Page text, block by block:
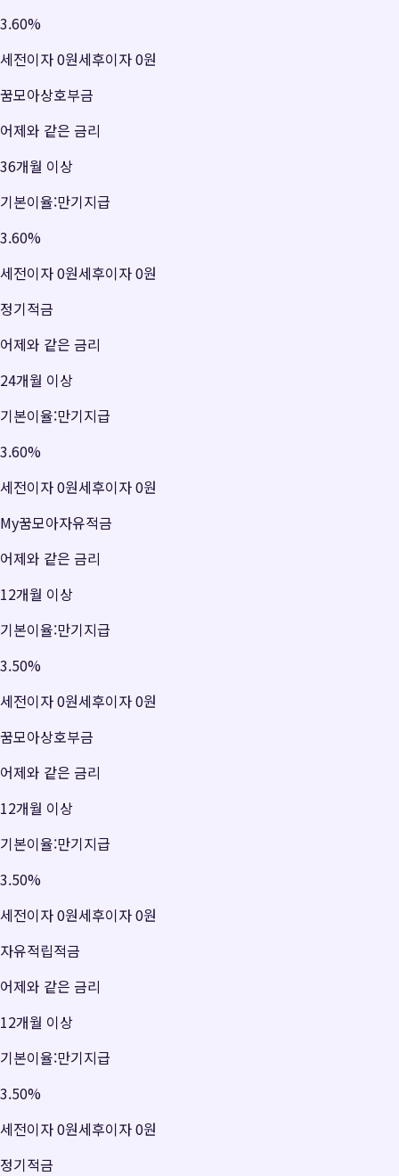
3.60%
세전이자0원세후이자0원
꿈모아상호부금
어제와 같은 금리
36개월 이상
기본이율:만기지급
3.60%
세전이자0원세후이자0원
정기적금
어제와 같은 금리
24개월 이상
기본이율:만기지급
3.60%
세전이자0원세후이자0원
My꿈모아자유적금
어제와 같은 금리
12개월 이상
기본이율:만기지급
3.50%
세전이자0원세후이자0원
꿈모아상호부금
어제와 같은 금리
12개월 이상
기본이율:만기지급
3.50%
세전이자0원세후이자0원
자유적립적금
어제와 같은 금리
12개월 이상
기본이율:만기지급
3.50%
세전이자0원세후이자0원
정기적금